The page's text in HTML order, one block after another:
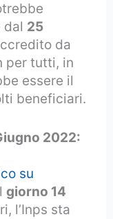
dal 25
da
per tutti, in
essere il
beneficiari.
2022:
su
giorno 14
l’Inps sta